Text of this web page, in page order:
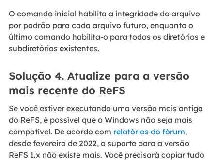
O comando inicial habilita a integridade do arquivo
por padrão para cada arquivo futuro, enquanto o
último comando habilita-o para todos os diretórios e
subdiretórios existentes.
Solução 4. Atualize para a versão
mais recente do ReFS
Se você estiver executando uma versão mais antiga
do ReFS, é possível que o Windows não seja mais
compatível. De acordo com relatórios do fórum,
desde fevereiro de 2022, o suporte para a versão
ReFS 1.x não existe mais. Você precisará copiar tudo